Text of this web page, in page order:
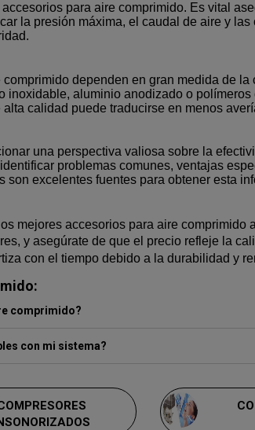
para aire comprimido. Es vital
la presión máxima, el caudal de aire y
dependen en gran medida de
inoxidable, aluminio anodizado o
calidad puede traducirse en menos
una perspectiva valiosa sobre la
problemas comunes, ventajas
excelentes fuentes para obtener esta
mejores accesorios para aire
y asegúrate de que el precio refleje la
con el tiempo debido a la durabilidad y
comprimido?
con mi sistema?